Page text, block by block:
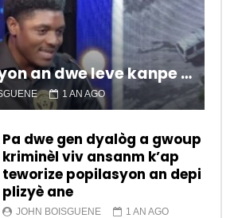
Popilasyon an dwe leve kanpe pou chanje sitiyasyon kawotik l’ap viv nan peyi a.
1 AN AGO
Pa dwe gen dyalòg a gwoup
kriminèl viv ansanm k’ap
teworize popilasyon an depi
plizyè ane
JOHN BOISGUENE 1 AN AGO